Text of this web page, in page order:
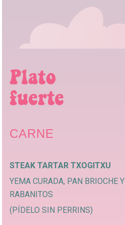
CARNE
STEAK TARTAR TXOGITXU
YEMA CURADA, PAN BRIOCHE Y
RABANITOS
(PÍDELO SIN PERRINS)